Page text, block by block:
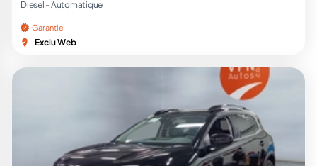
Diesel - Automatique
Garantie
Exclu Web